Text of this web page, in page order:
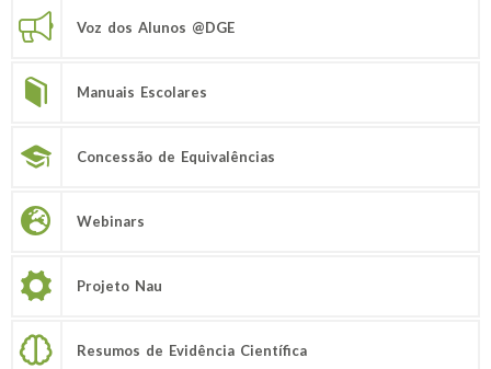
Voz dos Alunos @DGE
Manuais Escolares
Concessão de Equivalências
Webinars
Projeto Nau
Resumos de Evidência Científica